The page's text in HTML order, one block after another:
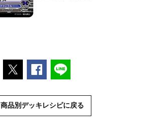
ポストするFacebookでシェアする
商品別デッキレシピに戻る